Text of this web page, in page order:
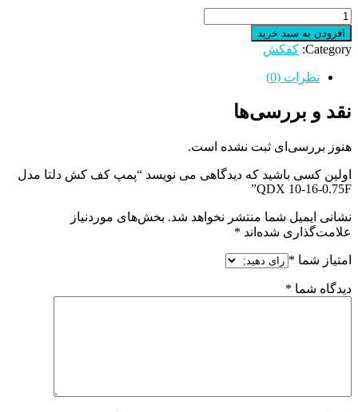
پمپ
کف
کش
دلتا
مدل
10-
16-
عدد
افزودن به سبد خرید
Category: کفکش
نظرات (0)
نقد و بررسی‌ها
هنوز بررسی‌ای ثبت نشده است.
اولین کسی باشید که دیدگاهی می نویسد “پمپ کف کش دلتا مدل
QDX 10-16-0.75F”
نشانی ایمیل شما منتشر نخواهد شد. بخش‌های موردنیاز
علامت‌گذاری شده‌اند *
امتیاز شما *
دیدگاه شما *